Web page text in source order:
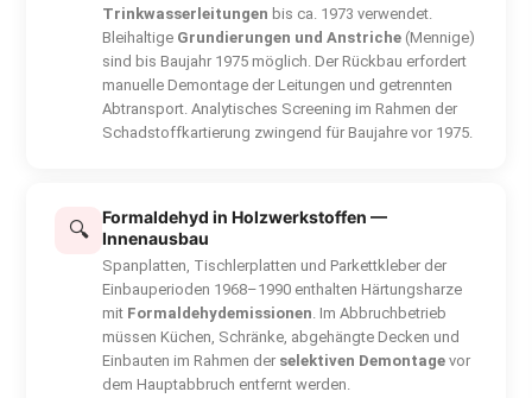
Trinkwasserleitungen bis ca. 1973 verwendet.
Bleihaltige Grundierungen und Anstriche (Mennige)
sind bis Baujahr 1975 möglich. Der Rückbau erfordert
manuelle Demontage der Leitungen und getrennten
Abtransport. Analytisches Screening im Rahmen der
Schadstoffkartierung zwingend für Baujahre vor 1975.
🔍
Formaldehyd in Holzwerkstoffen —
Innenausbau
Spanplatten, Tischlerplatten und Parkettkleber der
Einbauperioden 1968–1990 enthalten Härtungsharze
mit Formaldehydemissionen. Im Abbruchbetrieb
müssen Küchen, Schränke, abgehängte Decken und
Einbauten im Rahmen der selektiven Demontage vor
dem Hauptabbruch entfernt werden.